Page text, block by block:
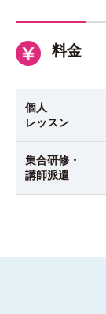
料金
個人
レッスン
集合研修・
講師派遣